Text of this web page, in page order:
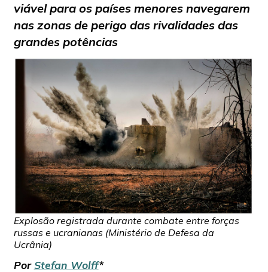
viável ​​para os países menores navegarem
nas zonas de perigo das rivalidades das
grandes potências
Explosão registrada durante combate entre forças
russas e ucranianas (Ministério de Defesa da
Ucrânia)
PorStefan Wolff*